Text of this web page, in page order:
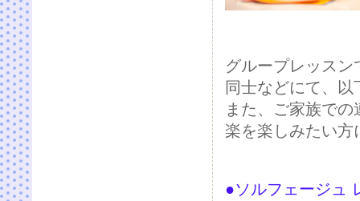
グループレッス
同士などにて、
また、ご家族で
楽を楽しみたい
●ソルフェージュ